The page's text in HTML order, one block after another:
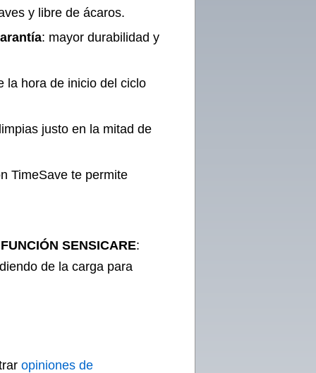
y libre de ácaros.
: mayor durabilidad y
la hora de inicio del ciclo
justo en la mitad de
TimeSave te permite
SENSICARE:
de la carga para
opiniones de